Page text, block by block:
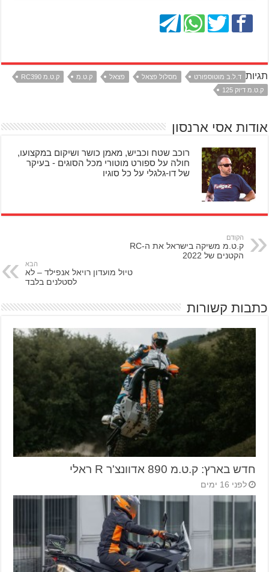
תגיות ד.ל.ב מוטוספורט מסלול פצאל פצאל ק.ט.מ
ק.ט.מ RC390
ק.ט.מ דיוק 125
אודות אסי ארנסון
רוכב שטח וכביש, מאמן כושר ושיקום במקצועו,
חולה על ספורט מוטורי מכל הסוגים - בעיקר
של דו-גלגלי על כל סוגיו
הקודם
ק.ט.מ משיקה בישראל את ה-RC
הקטנים של 2022
הבא
טיול מועדון רויאל אנפילד – לא
לסטלנים בלבד
כתבות קשורות
חדש בארץ: ק.ט.מ 890 אדוונצ'ר R ראלי
לפני 16 ימים